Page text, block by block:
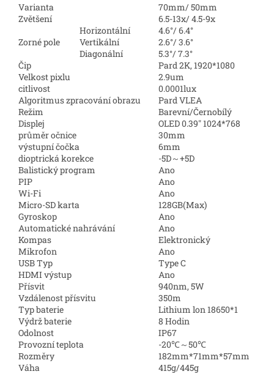
Varianta
70mm/ 50mm
Zvětšení
6.5-13x/ 4.5-9x
Zorné pole
Horizontální
4.6°/ 6.4°
Vertikální
2.6°/ 3.6°
Diagonální
5.3°/ 7.3°
Čip
Pard 2K, 1920*1080
Velkost pixlu
2.9um
citlivost
0.0001lux
Algoritmus zpracování obrazu
Pard VLEA
Režim
Barevní/Černobílý
Displej
OLED 0.39" 1024*768
průměr očnice
30mm
výstupní čočka
6mm
dioptrická korekce
-5D～+5D
Balistický program
Ano
PIP
Ano
Wi-Fi
Ano
Micro-SD karta
128GB(Max)
Gyroskop
Ano
Automatické nahrávání
Ano
Kompas
Elektronický
Mikrofon
Ano
USB Typ
Type C
HDMI výstup
Ano
Přísvit
940nm, 5W
Vzdálenost přísvitu
350m
Typ baterie
Lithium lon 18650*1
Výdrž baterie
8 Hodin
Odolnost
IP67
Provozní teplota
-20℃～50℃
Rozměry
182mm*71mm*57mm
Váha
415g/445g